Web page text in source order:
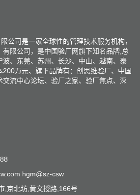
公司是一家全球性的管理技术服务机构，
限公司，是中国验厂网旗下知名品牌,总
、东莞、苏州、长沙、中山、越南、泰
200万元、旗下品牌有：创思维验厂、中国
流中心论坛、验厂之家、验厂焦点、深
hgm@sz-csw
,京北坊,黄文授路,166号